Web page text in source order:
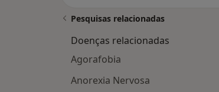
Pesquisas relacionadas
Doenças relacionadas
Agorafobia
Anorexia Nervosa